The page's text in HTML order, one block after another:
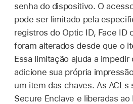
senha do dispositivo. O
pode ser limitado pela
registros do Optic ID, Face ID
foram alterados desde que o
Essa limitação ajuda a
adicione sua própria
um item das chaves. As ACLs
Secure Enclave e liberadas